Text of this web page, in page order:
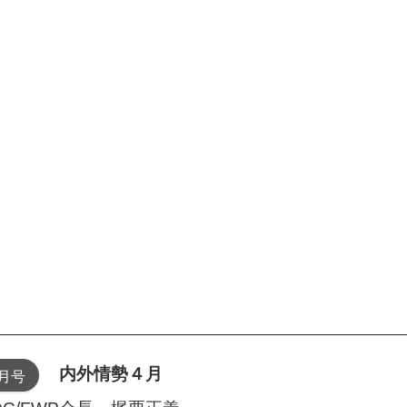
号
内外情勢４月